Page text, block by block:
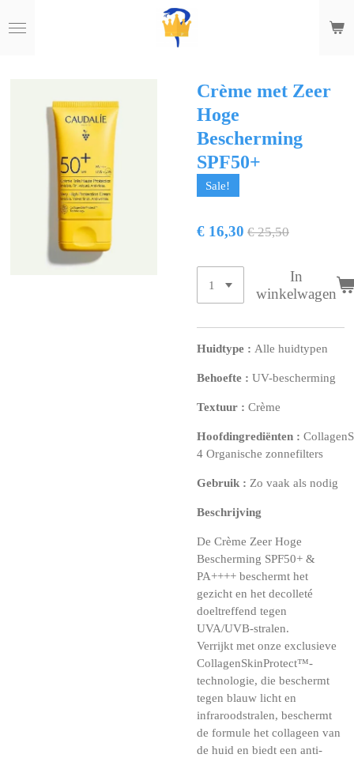
direct
Crème met Zeer
Hoge
Bescherming
SPF50+
Sale!
€ 16,30 € 25,50
In
winkelwagen
Huidtype : Alle huidtypen
Behoefte : UV-bescherming
Textuur : Crème
Hoofdingrediënten :
4 Organische zonnefilters
Gebruik : Zo vaak als nodig
Beschrijving
De Crème Zeer Hoge
Bescherming SPF50+ &
PA++++ beschermt het
gezicht en het decolleté
doeltreffend tegen
UVA/UVB-stralen.
Verrijkt met onze exclusieve
CollagenSkinProtect™-
technologie, die beschermt
tegen blauw licht en
infraroodstralen, beschermt
de formule het collageen van
de huid en biedt een anti-